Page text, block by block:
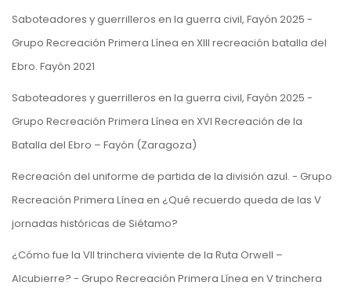
Saboteadores y guerrilleros en la guerra civil, Fayón 2025 -
Grupo Recreación Primera Línea en XIII recreación batalla del
Ebro. Fayón 2021
Saboteadores y guerrilleros en la guerra civil, Fayón 2025 -
Grupo Recreación Primera Línea en XVI Recreación de la
Batalla del Ebro – Fayón (Zaragoza)
Recreación del uniforme de partida de la división azul. - Grupo
Recreación Primera Línea en ¿Qué recuerdo queda de las V
jornadas históricas de Siétamo?
¿Cómo fue la VII trinchera viviente de la Ruta Orwell –
Alcubierre? - Grupo Recreación Primera Línea en V trinchera